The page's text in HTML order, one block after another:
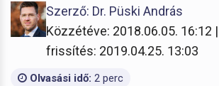
Szerző: Dr. Püski András
Közzétéve: 2018.06.05. 16:12
frissítés: 2019.04.25. 13:03
Olvasási idő: 2 perc